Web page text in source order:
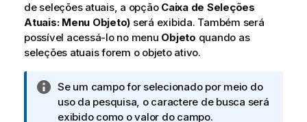
de seleções atuais, a opção Caixa de Seleções
Atuais: Menu Objeto) será exibida. Também será
possível acessá-lo no menu Objeto quando as
seleções atuais forem o objeto ativo.
N
o
t
Se um campo for selecionado por meio do
uso da pesquisa, o caractere de busca será
exibido como o valor do campo.